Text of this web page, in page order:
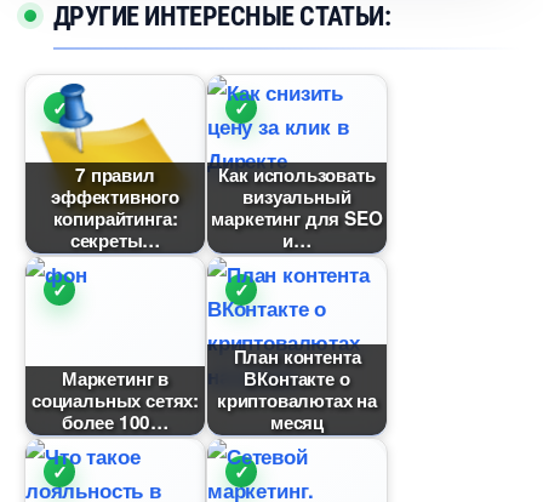
ДРУГИЕ ИНТЕРЕСНЫЕ СТАТЬИ:
7 правил
эффективного
копирайтинга:
секреты
Как использовать
изуальный
маркетинг для SEO
и
Маркетин
социальных сетях:
олее 100
План контента
Контакте о
криптовалютах на
месяц